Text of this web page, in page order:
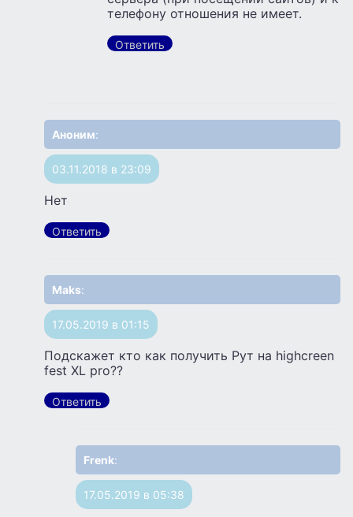
телефону отношения не имеет.
Ответить
Аноним:
03.11.2018 в 23:09
Нет
Ответить
Maks:
17.05.2019 в 01:15
Подскажет кто как получить Рут на highcreen
fest XL pro??
Ответить
Frenk:
17.05.2019 в 05:38